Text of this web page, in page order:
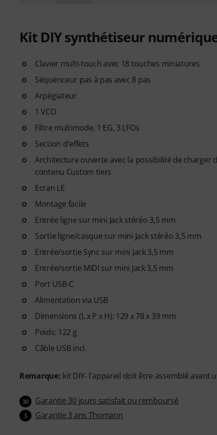
Kit DIY synthétiseur
Clavier multi-touch avec 18 touches miniatures
Séquenceur pas à pas avec 8 pas
Arpégiateur
1 VCO
Filtre multimode, 1 EG, 3 LFOs
Section d'effets
Architecture ouverte avec la possibilité de
contenu Custom tiers
Ecran LE
Montage facile
Entrée ligne sur mini Jack stéréo 3,5 mm
Sortie ligne/casque sur mini Jack stéréo 3,5 mm
Entrée/sortie Sync sur mini Jack 3,5 mm
Entrée/sortie MIDI sur mini Jack 3,5 mm
Port USB-C
Alimentation via USB
Dimensions (L x P x H): 129 x 78 x 39 mm
Poids: 122 g
Câble USB incl.
Remarque: kit DIY- l'appareil doit être assemblé avant
30 Garantie 30 jours satisfait ou remboursé
3 Garantie 3 ans Thomann